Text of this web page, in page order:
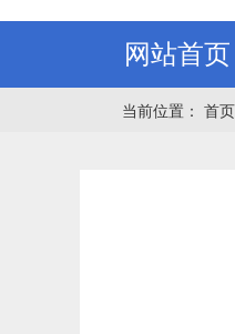
网站首页
当前位置： 首页